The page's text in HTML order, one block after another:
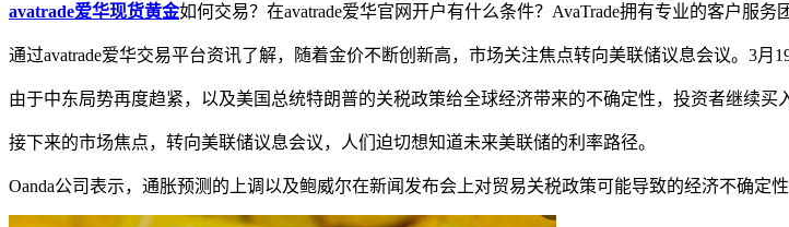
avatrade爱华现货黄金如何交易？在avatrade爱华官网开户有什么条件？AvaTrade拥有专业的客户服
通过avatrade爱华交易平台资讯了解，随着金价不断创新高，市场关注焦点转向美联储议息会议。3月
由于中东局势再度趋紧，以及美国总统特朗普的关税政策给全球经济带来的不确定性，投资者继续买
接下来的市场焦点，转向美联储议息会议，人们迫切想知道未来美联储的利率路径。
Oanda公司表示，通胀预测的上调以及鲍威尔在新闻发布会上对贸易关税政策可能导致的经济不确定